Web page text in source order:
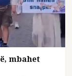
mbahet